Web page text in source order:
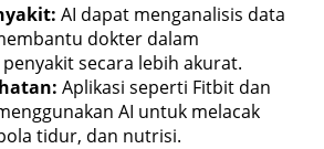
AI dapat menganalisis data
dokter dalam
secara lebih akurat.
Aplikasi seperti Fitbit dan
AI untuk melacak
tidur, dan nutrisi.